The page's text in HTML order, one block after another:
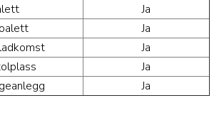
Ja
Ja
Ja
Ja
Ja